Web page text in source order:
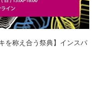
を称え合う祭典】インスパ